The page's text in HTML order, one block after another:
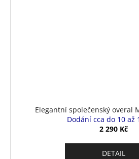
Elegantní společenský overal
Dodání cca do 10 až
2 290 Kč
DETAIL